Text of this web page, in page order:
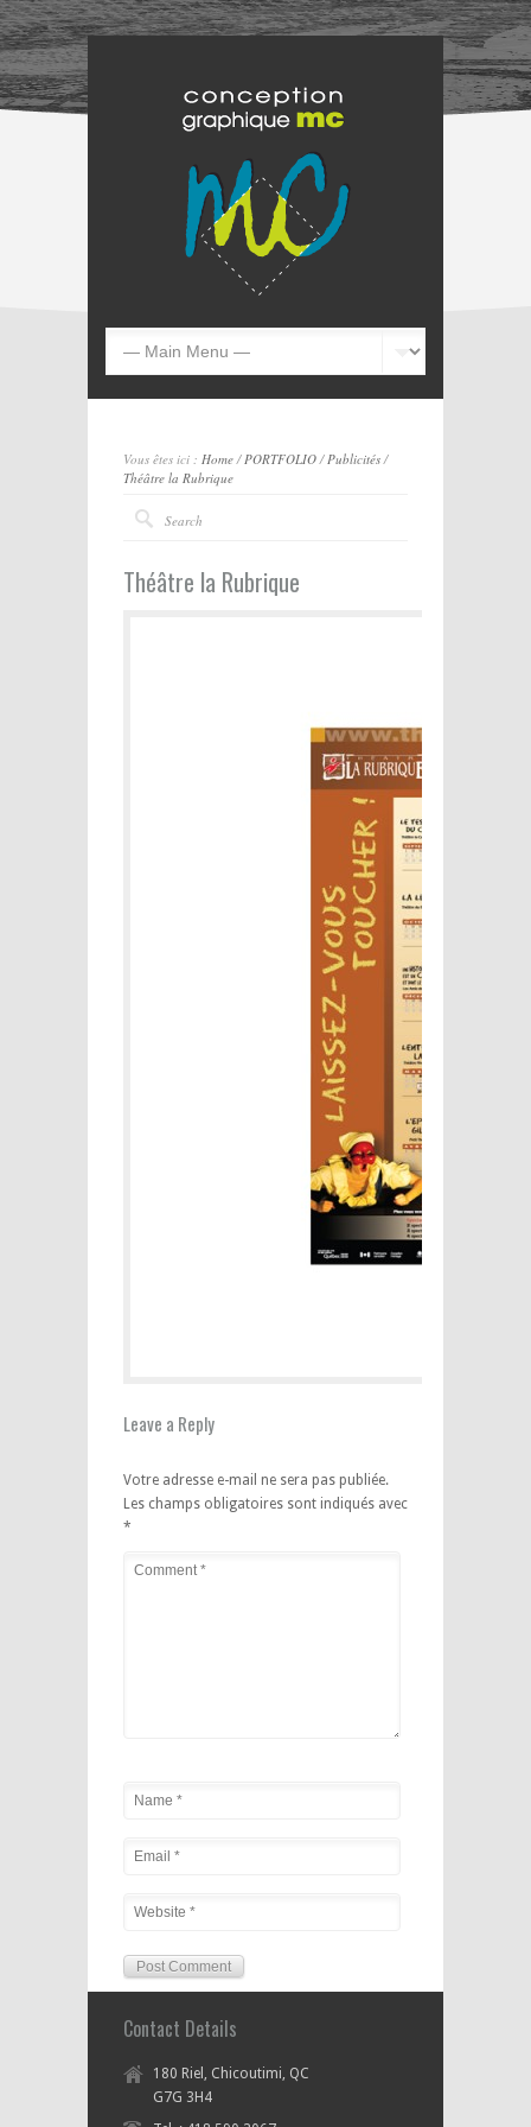
Vous êtes ici : Home/PORTFOLIO/Publicités/
Théâtre la Rubrique
Théâtre la Rubrique
Leave a Reply
Votre adresse e-mail ne sera pas publiée.
Les champs obligatoires sont indiqués avec
*
Contact Details
180 Riel, Chicoutimi, QC
G7G 3H4